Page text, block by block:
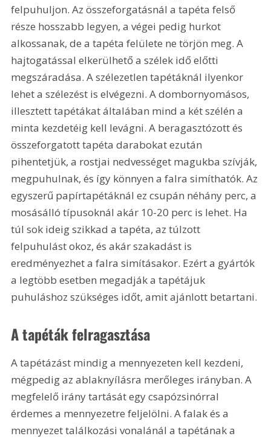
felpuhuljon. Az összeforgatásnál a tapéta felső
része hosszabb legyen, a végei pedig hurkot
alkossanak, de a tapéta felülete ne törjön meg. A
hajtogatással elkerülhető a szélek idő előtti
megszáradása. A szélezetlen tapétáknál ilyenkor
lehet a szélezést is elvégezni. A dombornyomásos,
illesztett tapétákat általában mind a két szélén a
minta kezdetéig kell levágni. A beragasztózott és
összeforgatott tapéta darabokat ezután
pihentetjük, a rostjai nedvességet magukba szívják,
megpuhulnak, és így könnyen a falra simíthatók. Az
egyszerű papírtapétáknál ez csupán néhány perc, a
mosásálló típusoknál akár 10-20 perc is lehet. Ha
túl sok ideig szikkad a tapéta, az túlzott
felpuhulást okoz, és akár szakadást is
eredményezhet a falra simításakor. Ezért a gyártók
a legtöbb esetben megadják a tapétájuk
puhuláshoz szükséges időt, amit ajánlott betartani.
A tapéták felragasztása
A tapétázást mindig a mennyezeten kell kezdeni,
mégpedig az ablaknyílásra merőleges irányban. A
megfelelő irány tartását egy csapózsinórral
érdemes a mennyezetre feljelölni. A falak és a
mennyezet találkozási vonalánál a tapétának a